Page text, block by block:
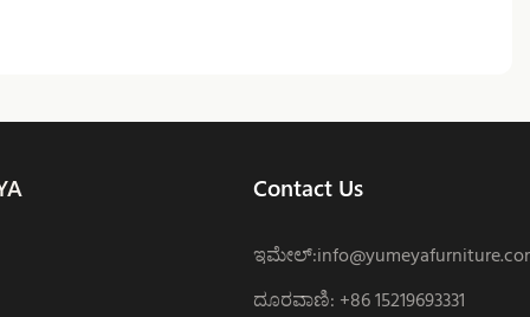
Contact Us
ಇಮೇಲ್:
ದೂರವಾಣಿ: +86 15219693331